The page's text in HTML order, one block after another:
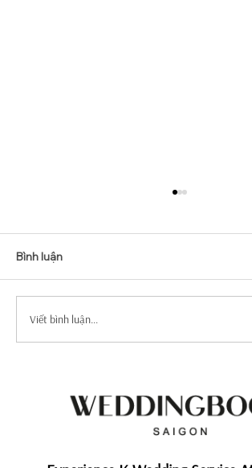
Sang Trọng Và Quý Phái
Bình luận
Viết bình luận...